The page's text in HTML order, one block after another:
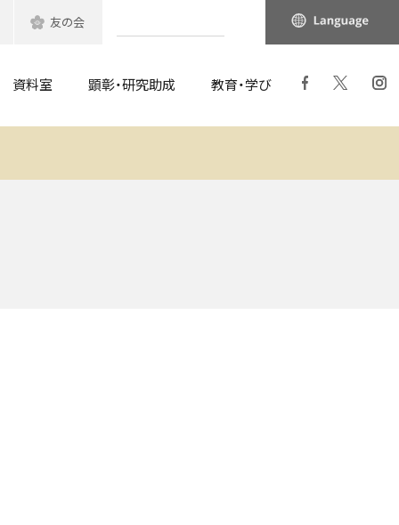
友の会
資料室 顕彰・研究助成 教育・学び